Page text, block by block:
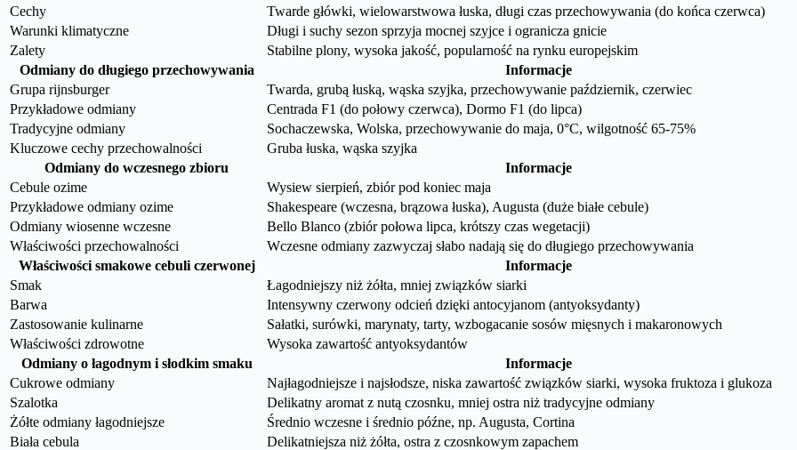
Cechy
Twarde główki, wielowarstwowa łuska, długi czas przechowywania (do końca czerwca)
Warunki klimatyczne
Długi i suchy sezon sprzyja mocnej szyjce i ogranicza gnicie
Zalety
Stabilne plony, wysoka jakość, popularność na rynku europejskim
Odmiany do długiego przechowywania
Informacje
Grupa rijnsburger
Twarda, grubą łuską, wąska szyjka, przechowywanie październik, czerwiec
Przykładowe odmiany
Centrada F1 (do połowy czerwca), Dormo F1 (do lipca)
Tradycyjne odmiany
Sochaczewska, Wolska, przechowywanie do maja, 0°C, wilgotność 65-75%
Kluczowe cechy przechowalności
Gruba łuska, wąska szyjka
Odmiany do wczesnego zbioru
Informacje
Cebule ozime
Wysiew sierpień, zbiór pod koniec maja
Przykładowe odmiany ozime
Shakespeare (wczesna, brązowa łuska), Augusta (duże białe cebule)
Odmiany wiosenne wczesne
Bello Blanco (zbiór połowa lipca, krótszy czas wegetacji)
Właściwości przechowalności
Wczesne odmiany zazwyczaj słabo nadają się do długiego przechowywania
Właściwości smakowe cebuli czerwonej
Informacje
Smak
Łagodniejszy niż żółta, mniej związków siarki
Barwa
Intensywny czerwony odcień dzięki antocyjanom (antyoksydanty)
Zastosowanie kulinarne
Sałatki, surówki, marynaty, tarty, wzbogacanie sosów mięsnych i makaronowych
Właściwości zdrowotne
Wysoka zawartość antyoksydantów
Odmiany o łagodnym i słodkim smaku
Informacje
Cukrowe odmiany
Najłagodniejsze i najsłodsze, niska zawartość związków siarki, wysoka fruktoza i glukoza
Szalotka
Delikatny aromat z nutą czosnku, mniej ostra niż tradycyjne odmiany
Żółte odmiany łagodniejsze
Średnio wczesne i średnio późne, np. Augusta, Cortina
Biała cebula
Delikatniejsza niż żółta, ostra z czosnkowym zapachem